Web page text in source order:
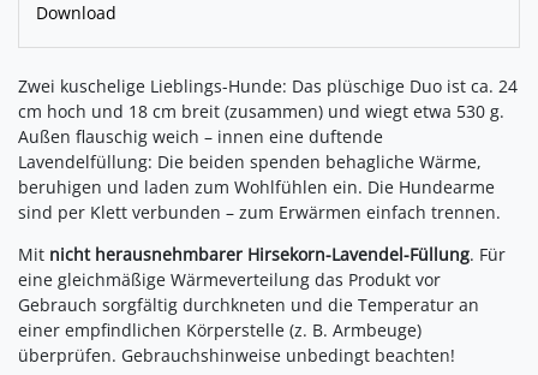
Download
Zwei kuschelige Lieblings-Hunde: Das plüschige Duo ist ca. 24
cm hoch und 18 cm breit (zusammen) und wiegt etwa 530 g.
Außen flauschig weich – innen eine duftende
Lavendelfüllung: Die beiden spenden behagliche Wärme,
beruhigen und laden zum Wohlfühlen ein. Die Hundearme
sind per Klett verbunden – zum Erwärmen einfach trennen.
Mit nicht herausnehmbarer Hirsekorn-Lavendel-Füllung. Für
eine gleichmäßige Wärmeverteilung das Produkt vor
Gebrauch sorgfältig durchkneten und die Temperatur an
einer empfindlichen Körperstelle (z. B. Armbeuge)
überprüfen. Gebrauchshinweise unbedingt beachten!